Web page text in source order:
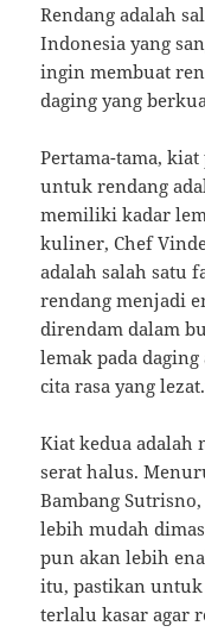
Rendang adalah
Indonesia yang
ingin membuat
daging yang
Pertama-tama,
untuk rendang
memiliki kadar
kuliner, Chef
adalah salah satu
rendang menjadi
direndam dalam
lemak pada
cita rasa yang
Kiat kedua adalah
serat halus.
Bambang
lebih mudah
pun akan lebih
itu, pastikan
terlalu kasar agar